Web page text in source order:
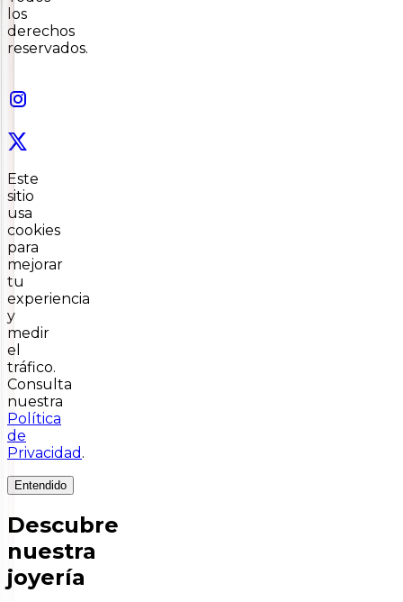
los
derechos
reservados.
Este
sitio
usa
cookies
para
mejorar
tu
experiencia
y
medir
el
tráfico.
Consulta
nuestra
Política
de
Privacidad .
Entendido
Descubre
nuestra
joyería